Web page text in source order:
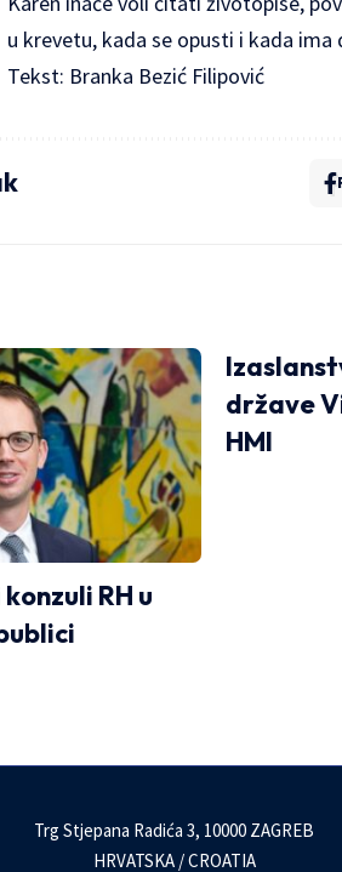
u krevetu, kada se opusti i kada ima
Tekst: Branka Bezić Filipović
RH u
države
HMI
Trg Stjepana Radića 3, 10000 ZAGREB
HRVATSKA / CROATIA